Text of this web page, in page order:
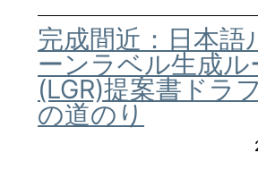
完成間近：日本語
ーンラベル生成ル
(LGR)提案書ドラ
の道のり